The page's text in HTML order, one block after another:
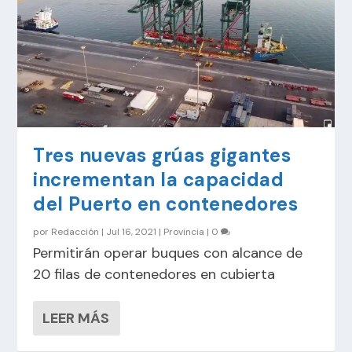
Tres nuevas grúas gigantes
incrementan la capacidad
del Puerto en contenedores
por Redacción | Jul 16, 2021 | Provincia | 0
Permitirán operar buques con alcance de
20 filas de contenedores en cubierta
LEER MÁS